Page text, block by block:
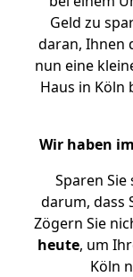
Geld zu
daran, Ihnen
nun eine
Haus in Köln
Wir haben
Sparen
darum, dass
Zögern Sie
heute, um
Köln